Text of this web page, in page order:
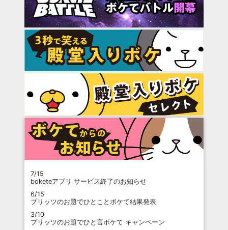
7/15
boketeアプリ サービス終了のお知らせ
6/15
プリッツのお題でひとことボケて結果発表
3/10
プリッツのお題でひと言ボケて キャンペーン